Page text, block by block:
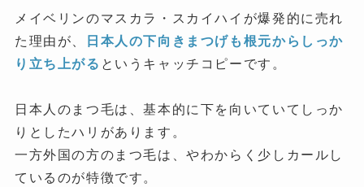
メイベリンのマスカラ・スカイハイが爆発的に売れ
た理由が、
日本人の下向きまつげも根元からしっか
り立ち上がる というキャッチコピーです。
日本人のまつ毛は、基本的に下を向いていてしっか
りとしたハリがあります。
一方外国の方のまつ毛は、やわからく少しカールし
ているのが特徴です。